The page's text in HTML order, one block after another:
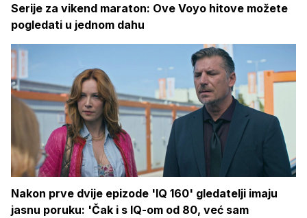
Serije za vikend maraton: Ove Voyo hitove možete
pogledati u jednom dahu
Nakon prve dvije epizode 'IQ 160' gledatelji imaju
jasnu poruku: 'Čak i s IQ-om od 80, već sam